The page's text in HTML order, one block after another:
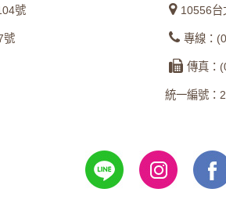
服務、活動或贈獎時，本網站會收
、電話、住址、身份證字號、電子郵
取得您的姓名、電話、住址、身份
廣告之廠商，或與連結本網站，也可
施不適用本網站隱私權保護政策，本公
號
號
10556台
專線：
傳真：
統一編號：